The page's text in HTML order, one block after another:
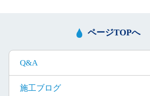
ページTOPへ
Q&A
施工ブログ